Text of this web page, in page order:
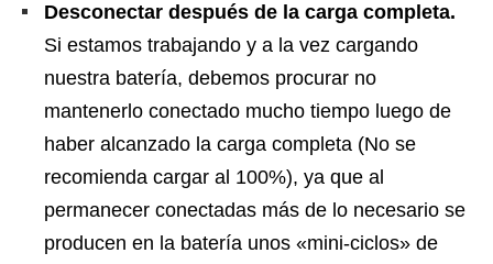
Desconectar después de la carga completa.
Si estamos trabajando y a la vez cargando
nuestra batería, debemos procurar no
mantenerlo conectado mucho tiempo luego de
haber alcanzado la carga completa (No se
recomienda cargar al 100%), ya que al
permanecer conectadas más de lo necesario se
producen en la batería unos «mini-ciclos» de